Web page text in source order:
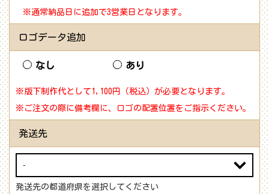
※通常納品日に追加で3営業日となります。
ロゴデータ追加
なし あり
※版下制作代として1,100円（税込）が必要となります。
※ご注文の際に備考欄に、ロゴの配置位置をご指示ください。
発送先
発送先の都道府県を選択してください